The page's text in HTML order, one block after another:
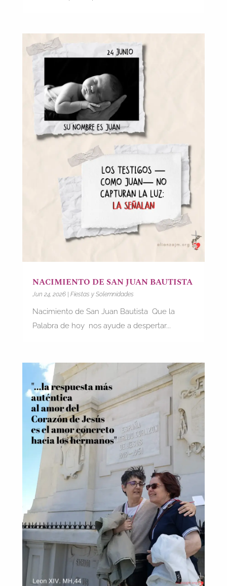
NACIMIENTO DE SAN JUAN BAUTISTA
Jun 24, 2026| Fiestas y Solemnidades
Nacimiento de San Juan Bautista Que la
Palabra de hoy nos ayude a despertar...